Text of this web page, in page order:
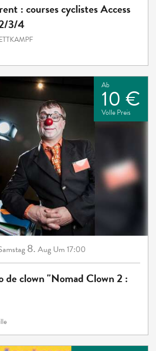
: courses cyclistes Access
3/4
Ab
10 €
Volle Preis
8. Aug Um 17:00
de clown "Nomad Clown 2 :